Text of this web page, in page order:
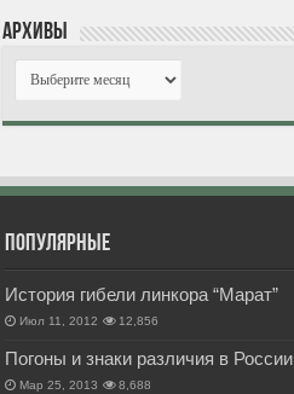
Архивы
Популярные
История гибели линкора “Марат”
Июл 11, 2012 12,856
Погоны и знаки различия в России
Мар 25, 2013 8,688